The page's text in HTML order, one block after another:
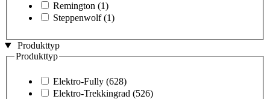
Remington (1)
Steppenwolf (1)
Produkttyp
Produkttyp
Elektro-Fully (628)
Elektro-Trekkingrad (526)